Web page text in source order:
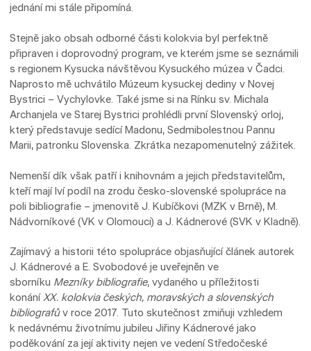
jednání mi stále připomíná.
Stejně jako obsah odborné části kolokvia byl perfektně
připraven i doprovodný program, ve kterém jsme se seznámili
s regionem Kysucka návštěvou Kysuckého múzea v Čadci.
Naprosto mě uchvátilo Múzeum kysuckej dediny v Novej
Bystrici – Vychylovke. Také jsme si na Rínku sv. Michala
Archanjela ve Starej Bystrici prohlédli první Slovenský orloj,
který představuje sedící Madonu, Sedmibolestnou Pannu
Marii, patronku Slovenska. Zkrátka nezapomenutelný zážitek.
Nemenší dík však patří i knihovnám a jejich představitelům,
kteří mají lví podíl na zrodu česko-slovenské spolupráce na
poli bibliografie – jmenovitě J. Kubíčkovi (MZK v Brně), M.
Nádvorníkové (VK v Olomouci) a J. Kádnerové (SVK v Kladně).
Zajímavý a historii této spolupráce objasňující článek autorek
J. Kádnerové a E. Svobodové je uveřejněn ve
sborníku Mezníky bibliografie, vydaného u příležitosti
konáníXX. kolokvia českých, moravských a slovenských
bibliografův roce 2017. Tuto skutečnost zmiňuji vzhledem
k nedávnému životnímu jubileu Jiřiny Kádnerové jako
poděkování za její aktivity nejen ve vedení Středočeské